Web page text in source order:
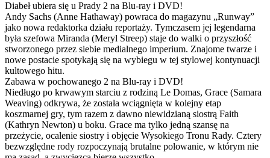
Diabeł ubiera się u Prady 2 na Blu-ray i DVD!
Andy Sachs (Anne Hathaway) powraca do magazynu „Runway”
jako nowa redaktorka działu reportaży. Tymczasem jej legendarna
była szefowa Miranda (Meryl Streep) staje do walki o przyszłość
stworzonego przez siebie medialnego imperium. Znajome twarze i
nowe postacie spotykają się na wybiegu w tej stylowej kontynuacji
kultowego hitu.
Zabawa w pochowanego 2 na Blu-ray i DVD!
Niedługo po krwawym starciu z rodziną Le Domas, Grace (Samara
Weaving) odkrywa, że została wciągnięta w kolejny etap
koszmarnej gry, tym razem z dawno niewidzianą siostrą Faith
(Kathryn Newton) u boku. Grace ma tylko jedną szansę na
przeżycie, ocalenie siostry i objęcie Wysokiego Tronu Rady. Cztery
bezwzględne rody rozpoczynają brutalne polowanie, w którym nie